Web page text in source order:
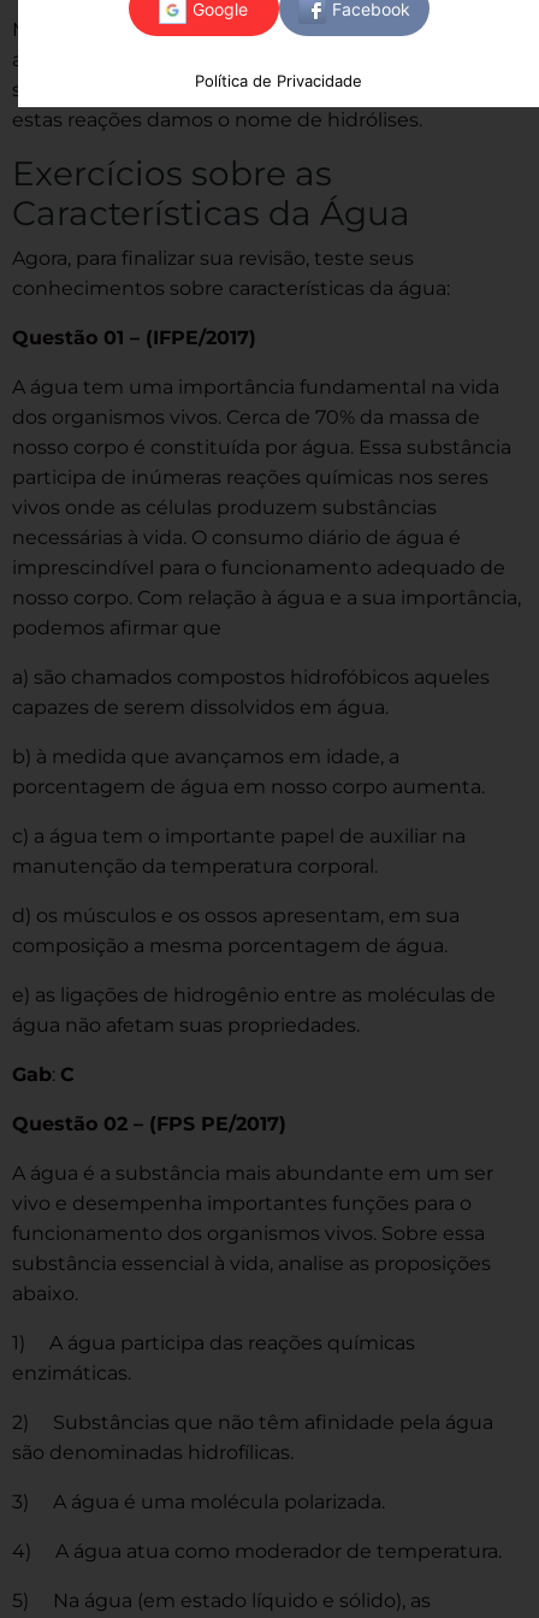
Muitas reações químicas em nosso organismo
acontecem em meio aquoso. Além disso, muitas
substâncias são quebradas através da ação da água. A
estas reações damos o nome de hidrólises.
Exercícios sobre as
Características da Água
Agora, para finalizar sua revisão, teste seus
conhecimentos sobre características da água:
Questão 01 – (IFPE/2017)
A água tem uma importância fundamental na vida
dos organismos vivos. Cerca de 70% da massa de
nosso corpo é constituída por água. Essa substância
participa de inúmeras reações químicas nos seres
vivos onde as células produzem substâncias
necessárias à vida. O consumo diário de água é
imprescindível para o funcionamento adequado de
nosso corpo. Com relação à água e a sua importância,
podemos afirmar que
a) são chamados compostos hidrofóbicos aqueles
capazes de serem dissolvidos em água.
b) à medida que avançamos em idade, a
porcentagem de água em nosso corpo aumenta.
c) a água tem o importante papel de auxiliar na
manutenção da temperatura corporal.
d) os músculos e os ossos apresentam, em sua
composição a mesma porcentagem de água.
e) as ligações de hidrogênio entre as moléculas de
água não afetam suas propriedades.
Gab: C
Questão 02 – (FPS PE/2017)
A água é a substância mais abundante em um ser
vivo e desempenha importantes funções para o
funcionamento dos organismos vivos. Sobre essa
substância essencial à vida, analise as proposições
abaixo.
1) A água participa das reações químicas
enzimáticas.
2) Substâncias que não têm afinidade pela água
são denominadas hidrofílicas.
3) A água é uma molécula polarizada.
4) A água atua como moderador de temperatura.
5) Na água (em estado líquido e sólido), as
Política de Privacidade